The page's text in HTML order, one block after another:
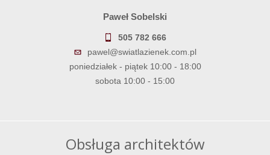
Paweł Sobelski
505 782 666
pawel@swiatlazienek.com.pl
poniedziałek - piątek 10:00 - 18:00
sobota 10:00 - 15:00
Obsługa architektów